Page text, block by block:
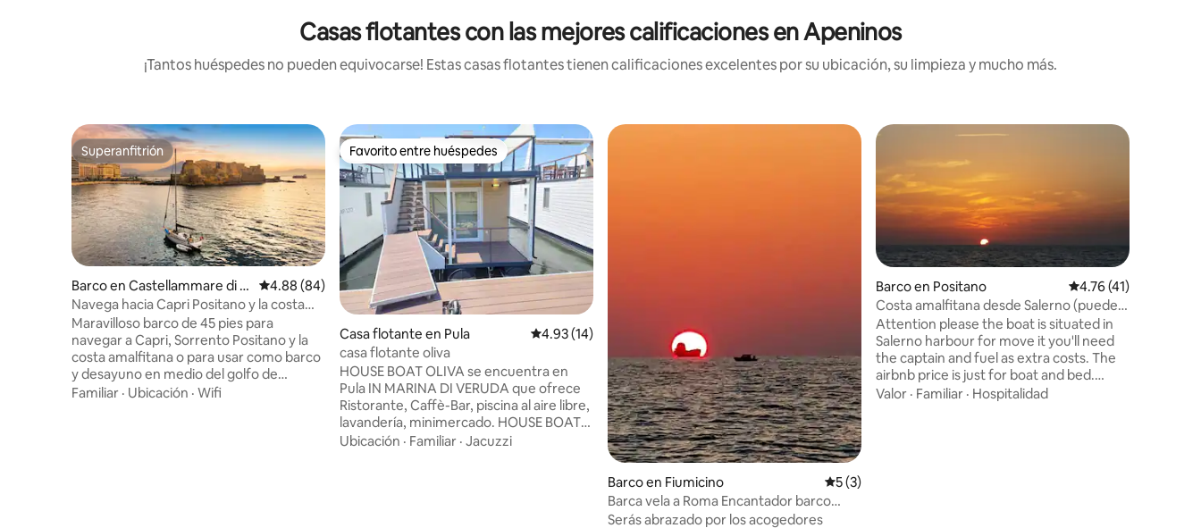
Casas flotantes con las mejores calificaciones en Apeninos
¡Tantos huéspedes no pueden equivocarse! Estas casas flotantes tienen calificaciones excelentes por su ubicación, su limpieza y mucho más.
Superanfitrión
Superanfitrión
Barco en Castellammare di St
abia
Calificación promedio: 4.88 de 5; 84 evaluaciones
4.88 (84)
Navega hacia Capri Positano y la costa
amalfitana
Maravilloso barco de 45 pies para
navegar a Capri, Sorrento Positano y la
costa amalfitana o para usar como barco
y desayuno en medio del golfo de
Nápoles. Nueva tumbona en la proa y
Familiar · Ubicación · Wifi
Favorito entre huéspedes
Favorito entre huéspedes
Casa flotante en Pula Calificación promedio: 4.93 de 5; 14 evaluaciones
4.93 (14)
casa flotante oliva
HOUSE BOAT OLIVA se encuentra en
Pula IN MARINA DI VERUDA que ofrece
Ristorante, Caffè-Bar, piscina al aire libre,
lavandería, minimercado. HOUSE BOAT
OLIVA es una casa flotante
Ubicación · Familiar · Jacuzzi
Barco en Fiumicino Calificación promedio: 5 de 5; 3 evaluaciones
5 (3)
Barca vela a Roma Encantador barco
inglés
Serás abrazado por los acogedores
Barco en Positano Calificación
4.76 (41)
Costa amalfitana desde Salerno (puede
incluir tour en barco a Capri)
Attention please the boat is situated in
Salerno harbour for move it you'll need
the captain and fuel as extra costs. The
airbnb price is just for boat and bed.
Confortable and modern boat wirh two
Valor · Familiar · Hospitalidad